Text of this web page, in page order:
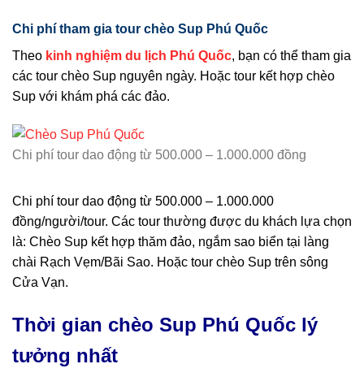
Chi phí tham gia tour chèo Sup Phú Quốc
Theo kinh nghiệm du lịch Phú Quốc, bạn có thể tham gia
các tour chèo Sup nguyên ngày. Hoặc tour kết hợp chèo
Sup với khám phá các đảo.
Chi phí tour dao động từ 500.000 – 1.000.000 đồng
Chi phí tour dao động từ 500.000 – 1.000.000
đồng/người/tour. Các tour thường được du khách lựa chọn
là: Chèo Sup kết hợp thăm đảo, ngắm sao biển tại làng
chài Rạch Vẹm/Bãi Sao. Hoặc tour chèo Sup trên sông
Cửa Vạn.
Thời gian chèo Sup Phú Quốc lý
tưởng nhất